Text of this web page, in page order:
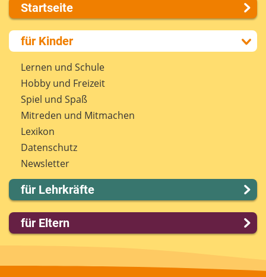
Startseite
Über uns
Presse
Kontakt
Impressum
Internet-ABC Sitemap
Barrierefreiheit
Länderprojekte
für Kinder
Lernen und Schule
Hobby und Freizeit
Spiel und Spaß
Mitreden und Mitmachen
Lexikon
Datenschutz
Newsletter
für Lehrkräfte
Lernmodule
Unterrichts­materialien
Praxishilfen
für Eltern
Spieletipps & Lernsoftware